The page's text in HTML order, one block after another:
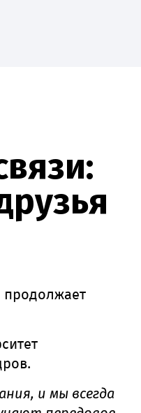
продолжает
и мы всегда